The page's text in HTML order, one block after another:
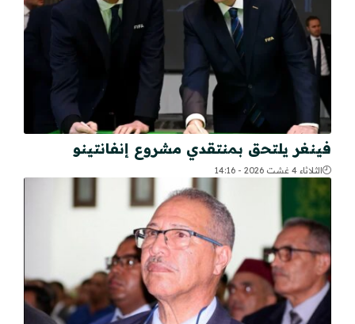
فينغر يلتحق بمنتقدي مشروع إنفانتينو
الثلاثاء 4 غشت 2026 - 14:16